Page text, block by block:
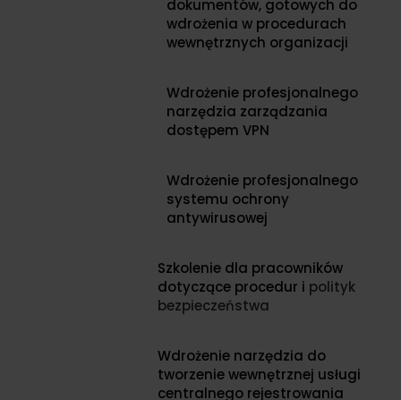
dokumentów, gotowych do
wdrożenia w procedurach
wewnętrznych organizacji
Wdrożenie profesjonalnego
narzędzia zarządzania
dostępem VPN
Wdrożenie profesjonalnego
systemu ochrony
antywirusowej
Szkolenie dla pracowników
dotyczące procedur i polityk
bezpieczeństwa
Wdrożenie narzędzia do
tworzenie wewnętrznej usługi
centralnego rejestrowania